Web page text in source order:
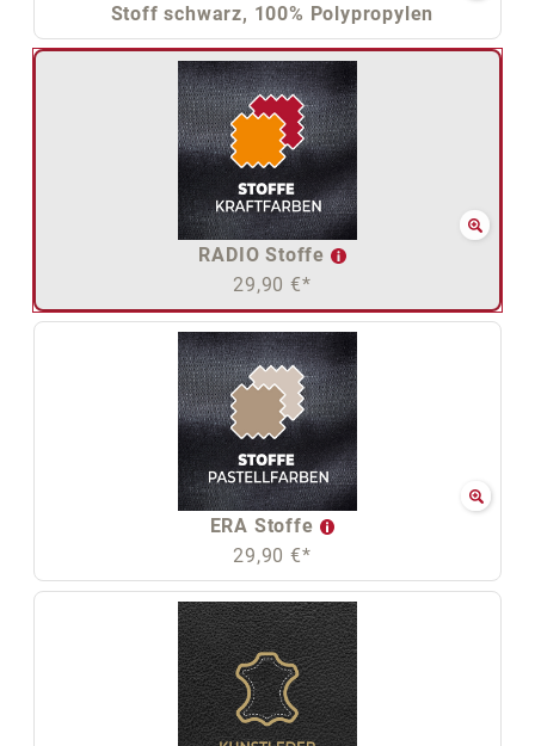
Stoff schwarz, 100% Polypropylen
RADIO Stoffe
29,90 €*
ERA Stoffe
29,90 €*